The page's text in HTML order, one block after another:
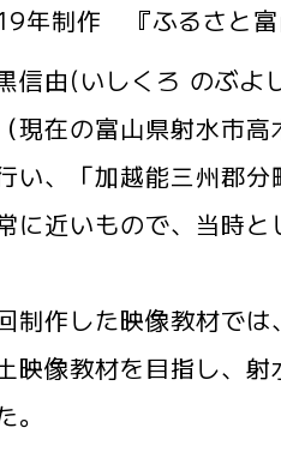
年制作 『ふるさと富
信由(いしくろ のぶよ
現在の富山県射水市
い、「加越能三州郡
に近いもので、当時と
制作した映像教材では
映像教材を目指し、
。